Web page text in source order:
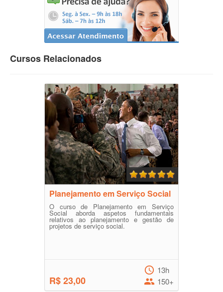
Cursos Relacionados
Planejamento em Serviço Social
O curso de Planejamento em Serviço
Social aborda aspetos fundamentais
relativos ao planejamento e gestão de
projetos de serviço social.
R$ 23,00
13h
150+